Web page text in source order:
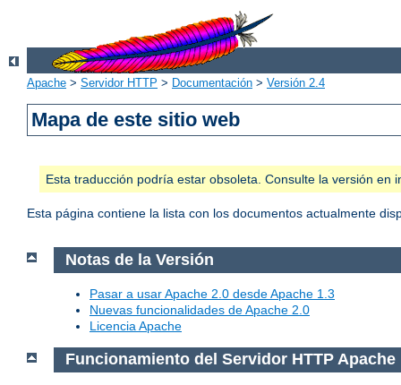
Apache > Servidor HTTP > Documentación > Versión 2.4
Mapa de este sitio web
Esta traducción podría estar obsoleta. Consulte la versión
Esta página contiene la lista con los documentos actualmente
Notas de la Versión
Pasar a usar Apache 2.0 desde Apache 1.3
Nuevas funcionalidades de Apache 2.0
Licencia Apache
Funcionamiento del Servidor HTTP Apache